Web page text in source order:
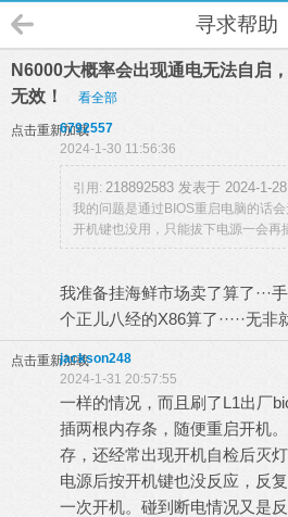
寻求帮助
N6000大概率会出现通电无法自启
无效！
看全部
点击重新加载
6792557
2024-1-30 11:56:36
引用: 218892583 发表于 2024-1-
我的问题是通过BIOS重启电脑的话
开机键也没用，只能拔下电源一会再
我准备挂海鲜市场卖了算了···
个正儿八经的X86算了·····无非
点击重新加载jackson248
2024-1-31 20:57:55
一样的情况，而且刷了L1出厂
插两根内存条，随便重启开机
存，还经常出现开机自检后灭
电源后按开机键也没反应，反
一次开机。碰到断电情况又是